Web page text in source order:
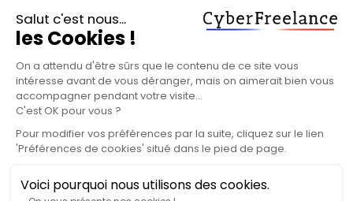
Inscrivez-vous à notre newsletter pour rester informé des
fonctionnalités et des nouveautés.
S'ABONNER
© 2025 CyberFreelance. Tous droits réservés.